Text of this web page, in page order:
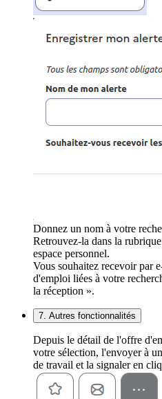
Donnez un nom à votre
Retrouvez-la dans la
espace personnel.
Vous souhaitez recevoir par
d'emploi liées à votre
la réception ».
7. Autres fonctionnalités
Depuis le détail de l'offre
votre sélection, l'envoyer à
de travail et la signaler en